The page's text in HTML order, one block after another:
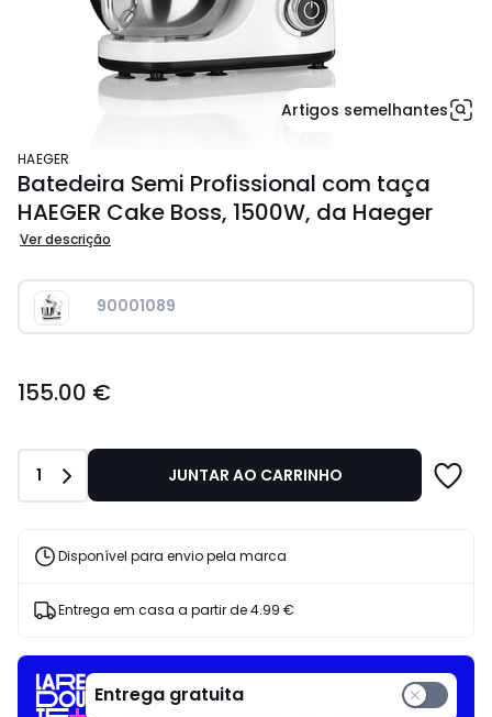
Artigos semelhantes
HAEGER
Batedeira Semi Profissional com taça
HAEGER Cake Boss, 1500W, da Haeger
Ver descrição
90001089
€.
155.00 €
Quantidade
1 JUNTAR AO CARRINHO
Disponível para envio pela marca
Entrega em casa a partir de4.99 €
Entrega gratuita